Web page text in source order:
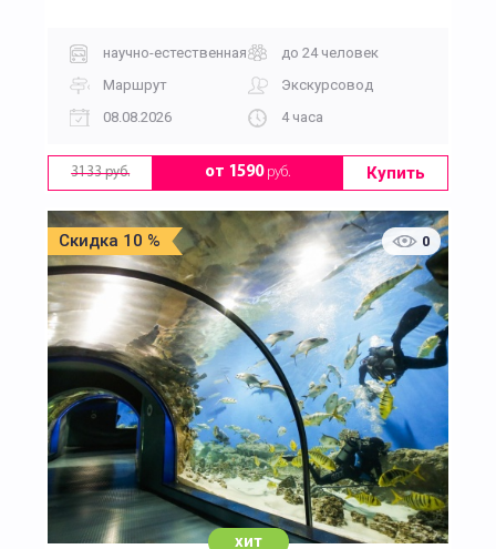
научно-естественная
до 24 человек
Маршрут
Экскурсовод
08.08.2026
4 часа
3133 руб. от 1590руб. Купить
Скидка 10 % 0
хит